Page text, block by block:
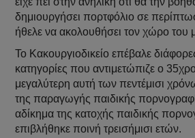
δημιουργήσει πορτφόλιο σε
ήθελε να ακολουθήσει τον χώρο του
Το Κακουργιοδικείο επέβαλε
κατηγορίες που αντιμετώπιζε ο
μεγαλύτερη αυτή των πεντέμισι
της παραγωγής παιδικής
αδίκημα της κατοχής παιδικής
επιβλήθηκε ποινή τρεισήμισι ετών.